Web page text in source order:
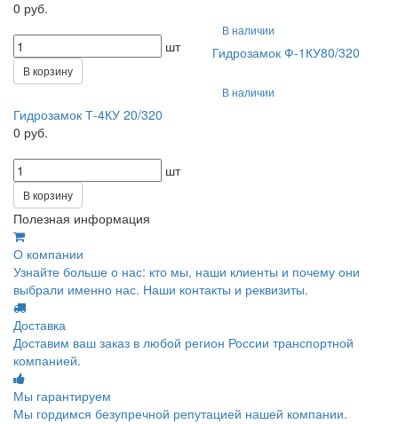
0 руб.
шт
В корзину
В наличии
Гидрозамок Ф-1КУ80/320
В наличии
Гидрозамок Т-4КУ 20/320
0 руб.
шт
В корзину
Полезная информация
О компании
Узнайте больше о нас: кто мы, наши клиенты и почему они
выбрали именно нас. Наши контакты и реквизиты.
Доставка
Доставим ваш заказ в любой регион России транспортной
компанией.
Мы гарантируем
Мы гордимся безупречной репутацией нашей компании.